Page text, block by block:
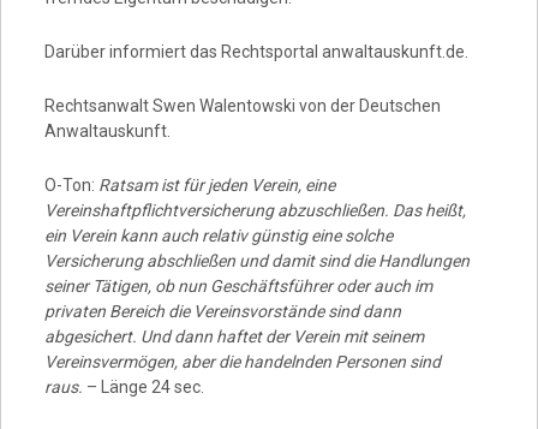
Darüber informiert das Rechtsportal anwaltauskunft.de.
Rechtsanwalt Swen Walentowski von der Deutschen
Anwaltauskunft.
O-Ton: Ratsam ist für jeden Verein, eine
Vereinshaftpflichtversicherung abzuschließen. Das heißt,
ein Verein kann auch relativ günstig eine solche
Versicherung abschließen und damit sind die Handlungen
seiner Tätigen, ob nun Geschäftsführer oder auch im
privaten Bereich die Vereinsvorstände sind dann
abgesichert. Und dann haftet der Verein mit seinem
Vereinsvermögen, aber die handelnden Personen sind
raus. – Länge 24 sec.